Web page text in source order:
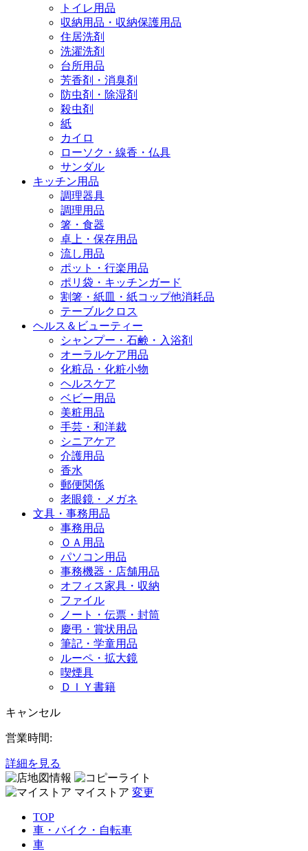
トイレ用品
収納用品・収納保護用品
住居洗剤
洗濯洗剤
台所用品
芳香剤・消臭剤
防虫剤・除湿剤
殺虫剤
紙
カイロ
ローソク・線香・仏具
サンダル
キッチン用品
調理器具
調理用品
箸・食器
卓上・保存用品
流し用品
ポット・行楽用品
ポリ袋・キッチンガード
割箸・紙皿・紙コップ他消耗品
テーブルクロス
ヘルス＆ビューティー
シャンプー・石鹸・入浴剤
オーラルケア用品
化粧品・化粧小物
ヘルスケア
ベビー用品
美粧用品
手芸・和洋裁
シニアケア
介護用品
香水
郵便関係
老眼鏡・メガネ
文具・事務用品
事務用品
ＯＡ用品
パソコン用品
事務機器・店舗用品
オフィス家具・収納
ファイル
ノート・伝票・封筒
慶弔・賞状用品
筆記・学童用品
ルーペ・拡大鏡
喫煙具
ＤＩＹ書籍
キャンセル
営業時間:
詳細を見る
マイストア 変更
TOP
車・バイク・自転車
車